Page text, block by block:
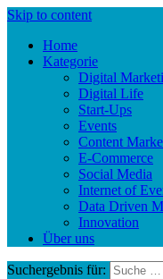
Skip to content
Home
Kategorie
Digital
Digital Life
Start-Ups
Events
Content
E-Commerce
Social Media
Internet of
Data Driven
Innovation
Über uns
Suchergebnis für: